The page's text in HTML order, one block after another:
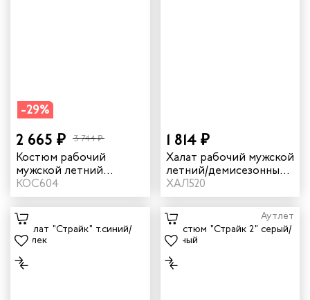
-29%
2 665 ₽ 3 744 ₽
Костюм рабочий
мужской летний
"Страйк 2" цвет
бордовый/темно-
синий
КОС604
1 814 ₽
Халат рабочий мужской
летний/демисезонный
"Страйк" цвет серый/
красный
ХАЛ520
Аутлет